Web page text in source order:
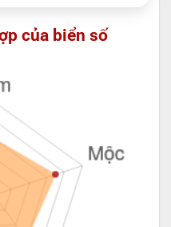
của biển số